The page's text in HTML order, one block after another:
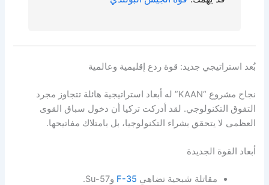
بُعد استراتيجي جديد: قوة ردع إقليمية وعالمية
نجاح مشروع “KAAN” له أبعاد استراتيجية هائلة تتجاوز مجرد
التفوق التكنولوجي. لقد أدركت تركيا أن دخول سباق القوى
العظمى لا يتحقق بشراء التكنولوجيا، بل بامتلاك مفاتيحها.
أبعاد القوة الجديدة
مقاتلة شبحية تضاهي F-35 وSu-57.